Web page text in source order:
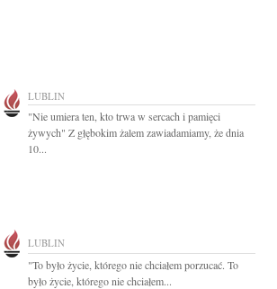
LUBLIN
"Nie umiera ten, kto trwa w sercach i pamięci
żywych" Z głębokim żalem zawiadamiamy, że dnia
10...
LUBLIN
"To było życie, którego nie chciałem porzucać. To
było życie, którego nie chciałem...